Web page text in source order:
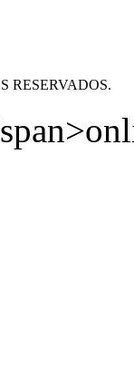
RESERVADOS.
span>